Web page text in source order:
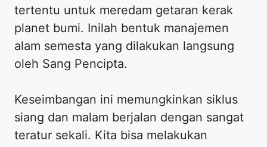
tertentu untuk meredam getaran kerak
planet bumi. Inilah bentuk manajemen
alam semesta yang dilakukan langsung
oleh Sang Pencipta.
Keseimbangan ini memungkinkan siklus
siang dan malam berjalan dengan sangat
teratur sekali. Kita bisa melakukan